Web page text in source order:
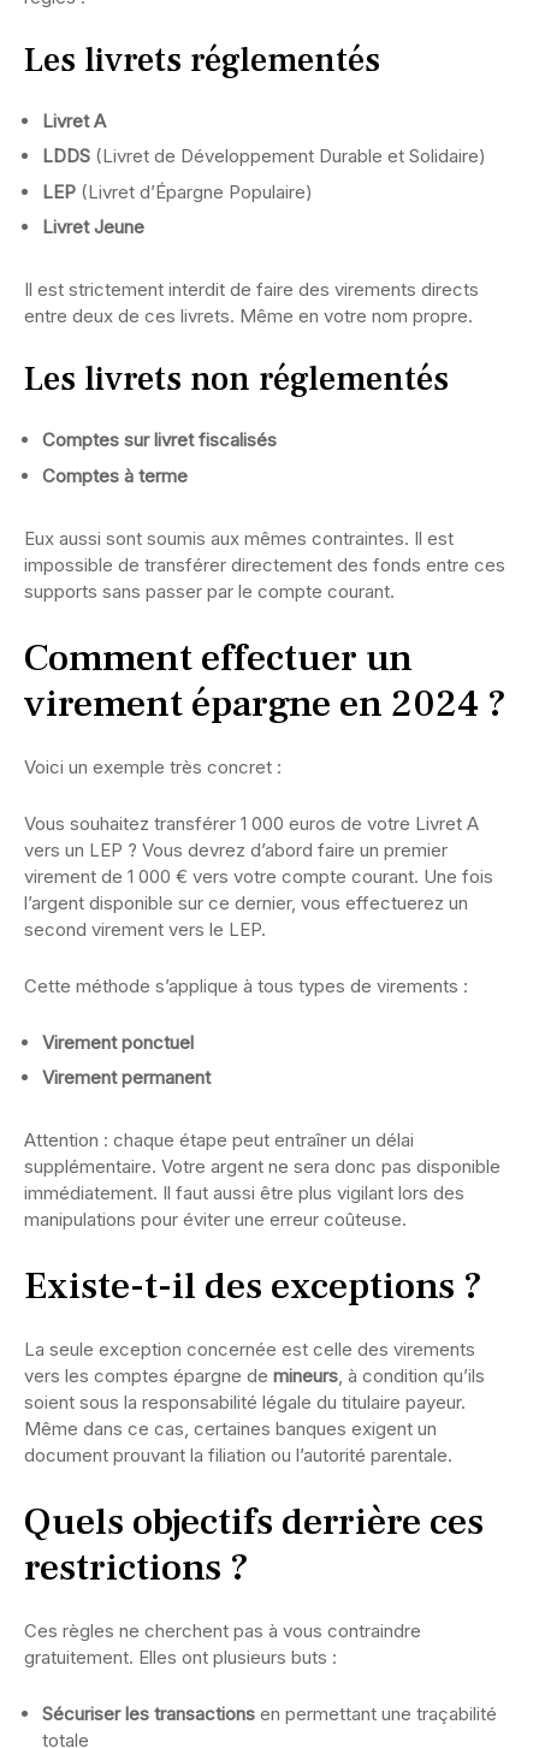
Les livrets réglementés
Livret A
LDDS (Livret de Développement Durable et Solidaire)
LEP (Livret d’Épargne Populaire)
Livret Jeune
Il est strictement interdit de faire des virements directs
entre deux de ces livrets. Même en votre nom propre.
Les livrets non réglementés
Comptes sur livret fiscalisés
Comptes à terme
Eux aussi sont soumis aux mêmes contraintes. Il est
impossible de transférer directement des fonds entre ces
supports sans passer par le compte courant.
Comment effectuer un
virement épargne en 2024 ?
Voici un exemple très concret :
Vous souhaitez transférer 1 000 euros de votre Livret A
vers un LEP ? Vous devrez d’abord faire un premier
virement de 1 000 € vers votre compte courant. Une fois
l’argent disponible sur ce dernier, vous effectuerez un
second virement vers le LEP.
Cette méthode s’applique à tous types de virements :
Virement ponctuel
Virement permanent
Attention : chaque étape peut entraîner un délai
supplémentaire. Votre argent ne sera donc pas disponible
immédiatement. Il faut aussi être plus vigilant lors des
manipulations pour éviter une erreur coûteuse.
Existe-t-il des exceptions ?
La seule exception concernée est celle des virements
vers les comptes épargne de mineurs, à condition qu’ils
soient sous la responsabilité légale du titulaire payeur.
Même dans ce cas, certaines banques exigent un
document prouvant la filiation ou l’autorité parentale.
Quels objectifs derrière ces
restrictions ?
Ces règles ne cherchent pas à vous contraindre
gratuitement. Elles ont plusieurs buts :
Sécuriser les transactions en permettant une traçabilité
totale